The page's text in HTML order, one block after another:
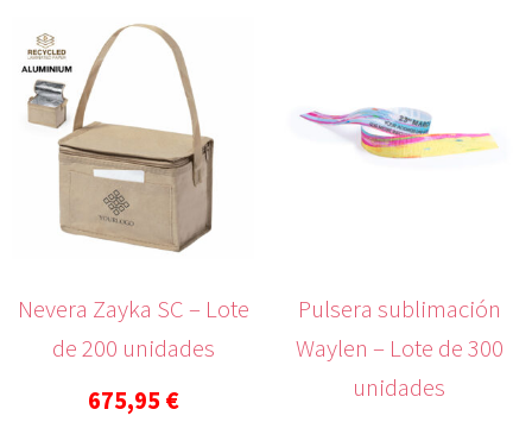
Nevera Zayka SC – Lote
de 200 unidades
675,95 €
Pulsera sublimación
Waylen – Lote de 300
unidades